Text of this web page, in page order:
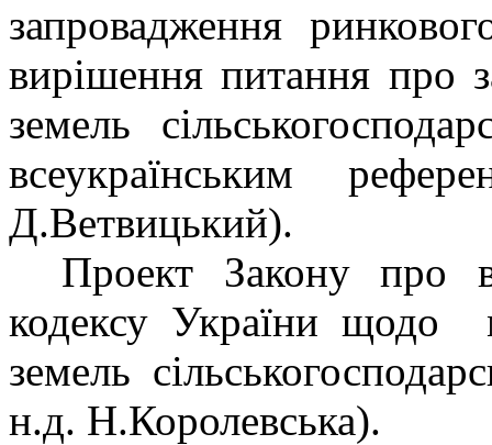
запровадження
вирішення питання про
земель
всеукраїнським
Д.Ветвицький).
Проект Закону про
кодексу України щодо
земель
н.д. Н.Королевська).